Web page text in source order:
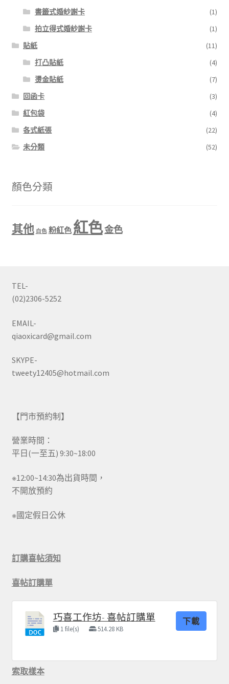
書籤式婚紗謝卡
(1)
拍立得式婚紗謝卡
(1)
貼紙
(11)
打凸貼紙
(4)
燙金貼紙
(7)
回函卡
(3)
紅包袋
(4)
各式紙張
(22)
未分類
(52)
顏色分類
其他 白色 粉紅色 紅色金色
TEL-
(02)2306-5252
EMAIL-
qiaoxicard@gmail.com
SKYPE-
tweety12405@hotmail.com
【門市預約制】
營業時間：
平日(一至五) 9:30~18:00
※12:00~14:30為出貨時間，
不開放預約
※國定假日公休
訂購喜帖須知
喜帖訂購單
巧喜工作坊- 喜帖訂購單
1 file(s) 514.28 KB
下載
索取樣本